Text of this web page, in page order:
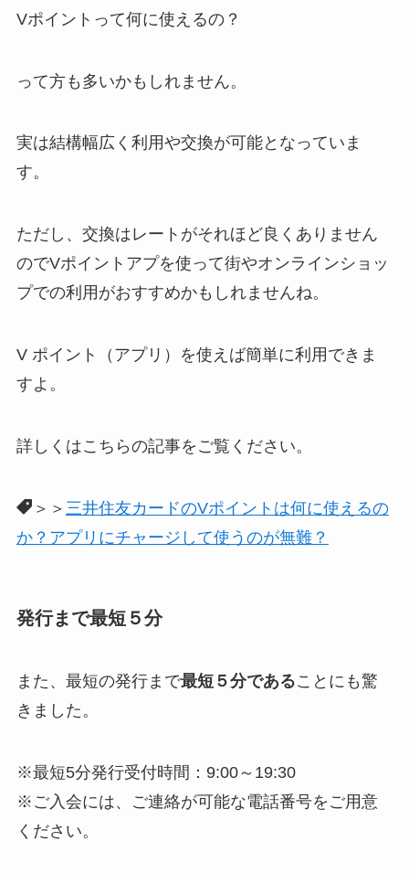
Vポイントって何に使えるの？
って方も多いかもしれません。
実は結構幅広く利用や交換が可能となっていま
す。
ただし、交換はレートがそれほど良くありません
のでVポイントアプを使って街やオンラインショッ
プでの利用がおすすめかもしれませんね。
V ポイント（アプリ）を使えば簡単に利用できま
すよ。
詳しくはこちらの記事をご覧ください。
＞＞ 三井住友カードのVポイントは何に使えるの
か？アプリにチャージして使うのが無難？
発行まで最短５分
また、最短の発行まで最短５分であることにも驚
きました。
※最短5分発行受付時間：9:00～19:30
※ご入会には、ご連絡が可能な電話番号をご用意
ください。